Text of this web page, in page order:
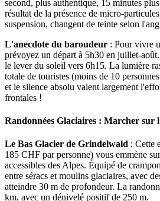
second, plus authentique, 15 minutes
résultat de la présence de micro-
suspension, changent de teinte selon
L'anecdote du baroudeur : Pour vivre
prévoyez un départ à 5h30 en juillet-
le lever du soleil vers 6h15. La lumière
totale de touristes (moins de 10
et le silence absolu valent largement
frontales !
Randonnées Glaciaires : Marcher sur
Le Bas Glacier de Grindelwald : Cette
185 CHF par personne) vous emmène
accessibles des Alpes. Équipé de
entre séracs et moulins glaciaires, avec
atteindre 30 m de profondeur. La
km, avec un dénivelé positif de 250 m.